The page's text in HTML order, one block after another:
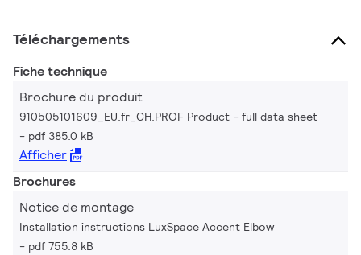
Téléchargements
Fiche technique
Brochure du produit
910505101609_EU.fr_CH.PROF Product - full data sheet
pdf 385.0 kB
Afficher
Brochures
Notice de montage
Installation instructions LuxSpace Accent Elbow
pdf 755.8 kB